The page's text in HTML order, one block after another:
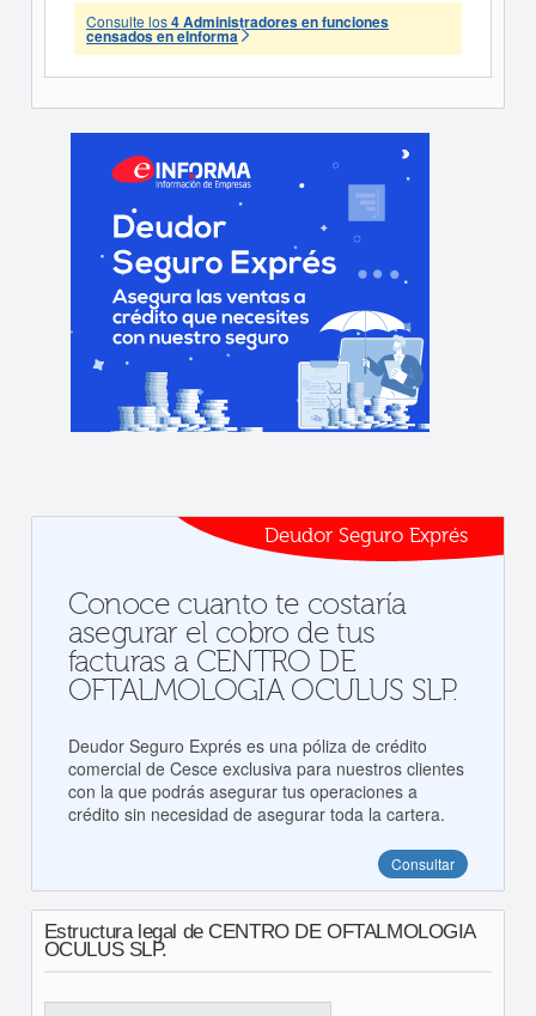
Consulte los4 Administradores en funciones
censados en eInforma
Deudor Seguro Exprés
Conoce cuanto te costaría
asegurar el cobro de tus
facturas a CENTRO DE
OFTALMOLOGIA OCULUS SLP.
Deudor Seguro Exprés es una póliza de crédito
comercial de Cesce exclusiva para nuestros clientes
con la que podrás asegurar tus operaciones a
crédito sin necesidad de asegurar toda la cartera.
Consultar
Estructura legal de CENTRO DE OFTALMOLOGIA
OCULUS SLP.